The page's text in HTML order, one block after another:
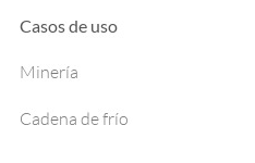
Casos de uso
Minería
Cadena de frío